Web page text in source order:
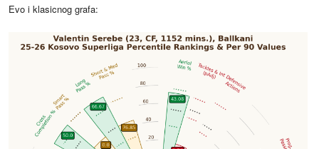
Evo i klasicnog grafa: